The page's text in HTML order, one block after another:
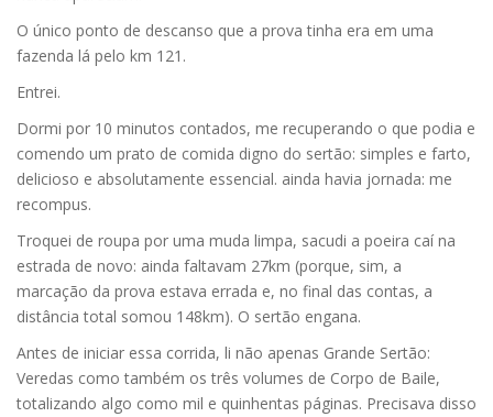
O único ponto de descanso que a prova tinha era em uma
fazenda lá pelo km 121.
Entrei.
Dormi por 10 minutos contados, me recuperando o que podia e
comendo um prato de comida digno do sertão: simples e farto,
delicioso e absolutamente essencial. ainda havia jornada: me
recompus.
Troquei de roupa por uma muda limpa, sacudi a poeira caí na
estrada de novo: ainda faltavam 27km (porque, sim, a
marcação da prova estava errada e, no final das contas, a
distância total somou 148km). O sertão engana.
Antes de iniciar essa corrida, li não apenas Grande Sertão:
Veredas como também os três volumes de Corpo de Baile,
totalizando algo como mil e quinhentas páginas. Precisava disso